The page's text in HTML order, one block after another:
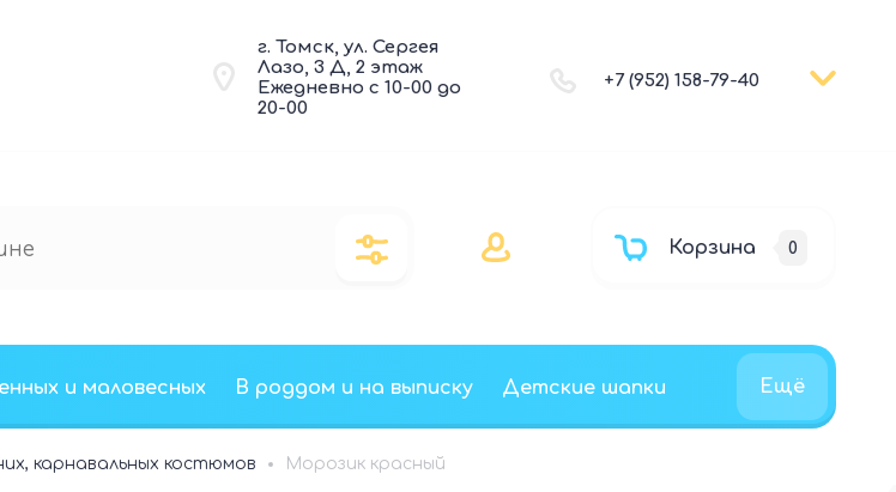
г. Томск, ул. Сергея
Лазо, 3 Д, 2 этаж
Ежедневно с 10-00 до
20-00
+7 (952) 158-79-40
Корзина 0
и маловесных В роддом и на выписку Детские шапки Ещё
карнавальных костюмов Морозик красный